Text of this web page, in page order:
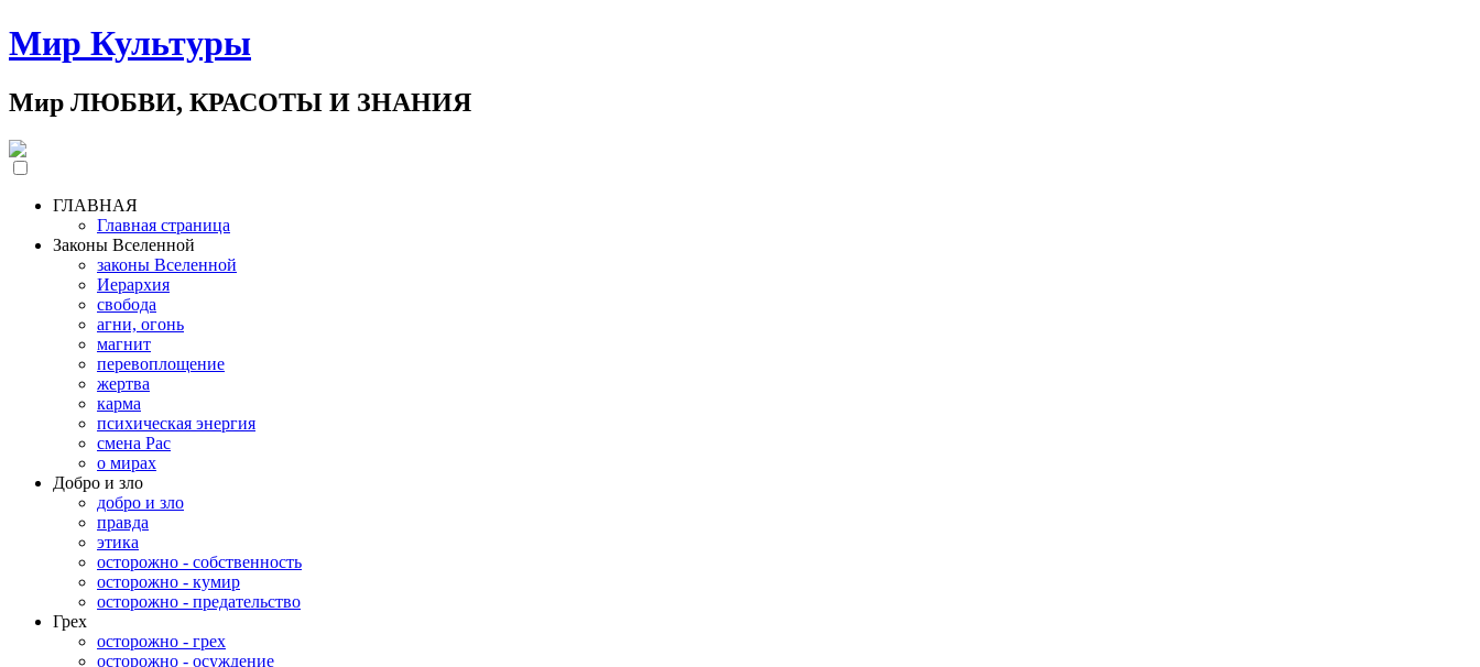
Мир Культуры
Мир ЛЮБВИ, КРАСОТЫ И ЗНАНИЯ
ГЛАВНАЯ
Главная страница
Законы Вселенной
законы Вселенной
Иерархия
свобода
агни, огонь
магнит
перевоплощение
жертва
карма
психическая энергия
смена Рас
о мирах
Добро и зло
добро и зло
правда
этика
осторожно - собственность
осторожно - кумир
осторожно - предательство
Грех
осторожно - грех
осторожно - осуждение